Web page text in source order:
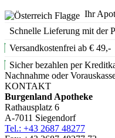
Ihr
Schnelle Lieferung mit der
Versandkostenfrei ab € 49,-
Sicher bezahlen per
Nachnahme oder
KONTAKT
Burgenland Apotheke
Rathausplatz 6
A-7011 Siegendorf
Tel.: +43 2687 48277